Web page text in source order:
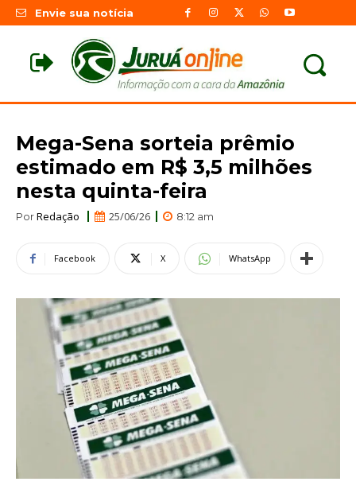
Envie sua notícia
Mega-Sena sorteia prêmio
estimado em R$ 3,5 milhões
nesta quinta-feira
PorRedação 25/06/26 8:12 am
Facebook X WhatsApp